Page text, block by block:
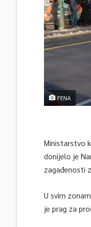
FENA
Ministarstvo
donijelo je
zagađenosti
U svim
je prag za